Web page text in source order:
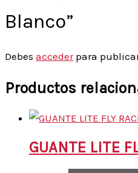
Blanco”
Debes accederpara
Productos
GUANTE LITE